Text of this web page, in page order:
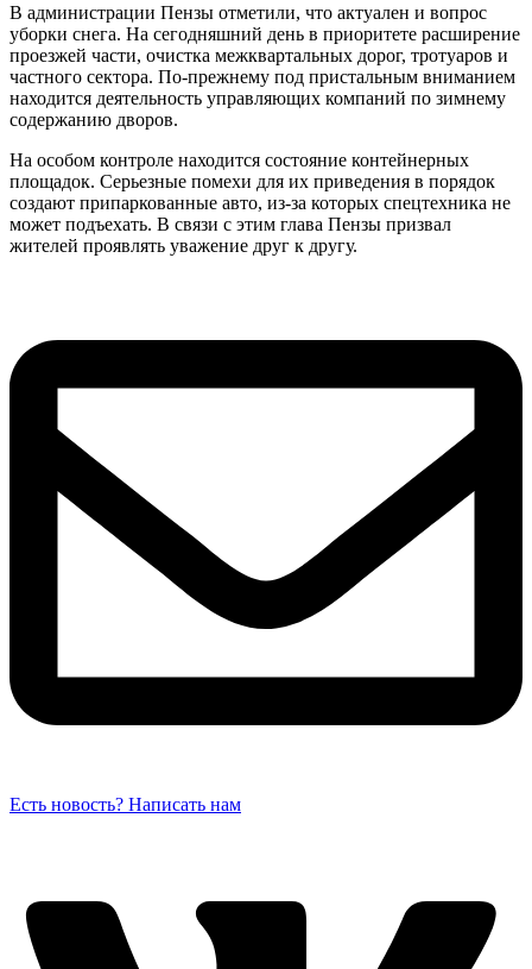
В администрации Пензы отметили, что актуален и вопрос
уборки снега. На сегодняшний день в приоритете расширение
проезжей части, очистка межквартальных дорог, тротуаров и
частного сектора. По-прежнему под пристальным вниманием
находится деятельность управляющих компаний по зимнему
содержанию дворов.
На особом контроле находится состояние контейнерных
площадок. Серьезные помехи для их приведения в порядок
создают припаркованные авто, из-за которых спецтехника не
может подъехать. В связи с этим глава Пензы призвал
жителей проявлять уважение друг к другу.
Есть новость? Написать нам